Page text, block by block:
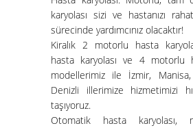
karyolası sizi ve hastanızı
sürecinde yardımcınız olacaktır!
Kiralık 2 motorlu hasta
hasta karyolası ve 4 motorlu
modellerimiz ile İzmir, Manisa,
Denizli illerimize hizmetimizi
taşıyoruz.
Otomatik hasta karyolası,